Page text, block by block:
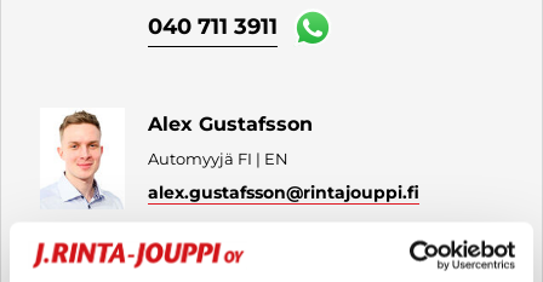
040 711 3911
Alex Gustafsson
Automyyjä FI | EN
alex.gustafsson@rintajouppi.fi
040 711 6170